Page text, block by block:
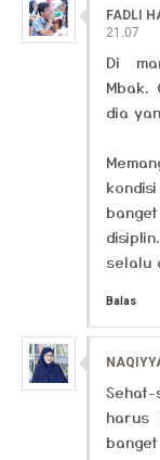
FADLI
21.07
Di
Mbak.
dia
selalu
Balas
harus